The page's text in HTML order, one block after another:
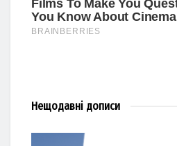
Нещодавні дописи